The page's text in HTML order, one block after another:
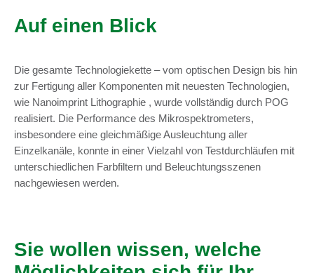
Auf einen Blick
Die gesamte Technologiekette – vom optischen Design bis hin
zur Fertigung aller Komponenten mit neuesten Technologien,
wie Nanoimprint Lithographie , wurde vollständig durch POG
realisiert. Die Performance des Mikrospektrometers,
insbesondere eine gleichmäßige Ausleuchtung aller
Einzelkanäle, konnte in einer Vielzahl von Testdurchläufen mit
unterschiedlichen Farbfiltern und Beleuchtungsszenen
nachgewiesen werden.
Sie wollen wissen, welche